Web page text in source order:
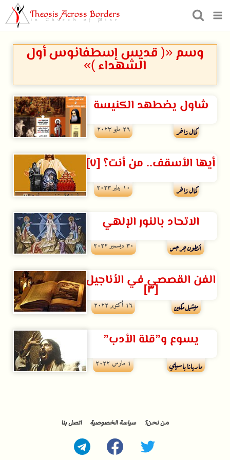
Theosis Across Borders
in Church of Misr
وسم «( قديس إسطفانوس أول
الشهداء )»
شاول يضطهد الكنيسة
كمال زاخر ۲٦ مايو ۲۰۲۳
أيها الأسقف.. من أنت؟ [٧]
كمال زاخر ۱۰ يناير ۲۰۲۳
الاتحاد بالنور الإلهي
أنطون جرجس ۳۰ ديسمبر ۲۰۲۲
الفن القصصي في الأناجيل
[٣]
ميشيل مكين ۱٦ أكتوبر ۲۰۲۲
يسوع و”قلة الأدب”
ماريانا باسيلي ۱ مارس ۲۰۲۲
من نحن؟ سياسة الخصوصية اتصل بنا